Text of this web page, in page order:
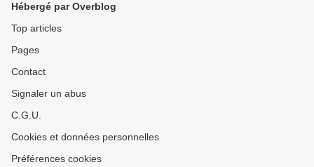
Hébergé par Overblog
Top articles
Pages
Contact
Signaler un abus
C.G.U.
Cookies et données personnelles
Préférences cookies